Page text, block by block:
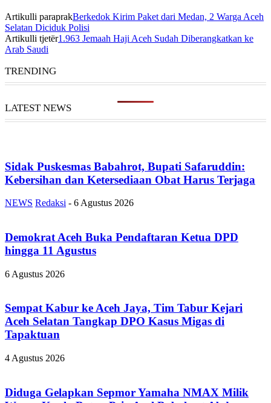
Artikulli paraprakBerkedok Kirim Paket dari Medan, 2 Warga Aceh
Selatan Diciduk Polisi
Artikulli tjetër1.963 Jemaah Haji Aceh Sudah Diberangkatkan ke
Arab Saudi
TRENDING
LATEST NEWS
Sidak Puskesmas Babahrot, Bupati Safaruddin:
Kebersihan dan Ketersediaan Obat Harus Terjaga
NEWS Redaksi - 6 Agustus 2026
Demokrat Aceh Buka Pendaftaran Ketua DPD
hingga 11 Agustus
6 Agustus 2026
Sempat Kabur ke Aceh Jaya, Tim Tabur Kejari
Aceh Selatan Tangkap DPO Kasus Migas di
Tapaktuan
4 Agustus 2026
Diduga Gelapkan Sepmor Yamaha NMAX Milik